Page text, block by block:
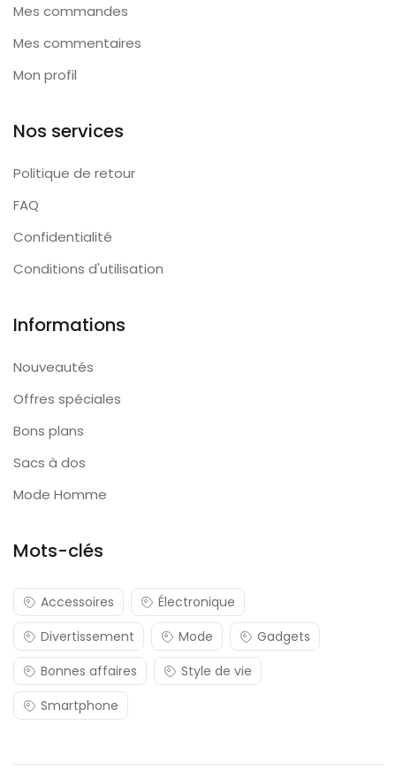
Mes commandes
Mes commentaires
Mon profil
Nos services
Politique de retour
FAQ
Confidentialité
Conditions d'utilisation
Informations
Nouveautés
Offres spéciales
Bons plans
Sacs à dos
Mode Homme
Mots-clés
Accessoires
Électronique
Divertissement
Mode
Gadgets
Bonnes affaires
Style de vie
Smartphone